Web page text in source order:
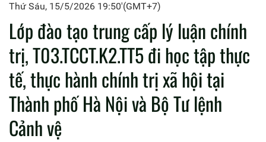
Thứ Sáu, 15/5/2026 19:50'(GMT+7)
Lớp đào tạo trung cấp lý luận chính
trị, T03.TCCT.K2.TT5 đi học tập thực
tế, thực hành chính trị xã hội tại
Thành phố Hà Nội và Bộ Tư lệnh
Cảnh vệ